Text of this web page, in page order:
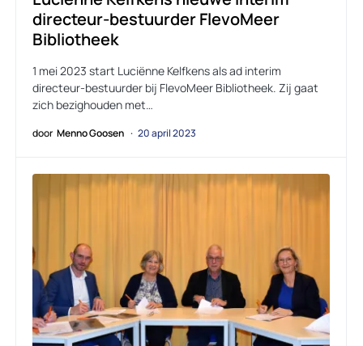
directeur-bestuurder FlevoMeer
Bibliotheek
1 mei 2023 start Luciënne Kelfkens als ad interim
directeur-bestuurder bij FlevoMeer Bibliotheek. Zij gaat
zich bezighouden met…
door Menno Goosen 20 april 2023